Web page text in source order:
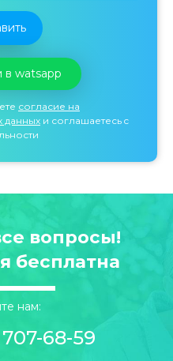
в watsapp
согласие на
данных и соглашаетесь c
вопросы!
бесплатна
нам:
68-59